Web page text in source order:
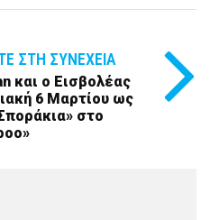
ΣΤΗ ΣΥΝΈΧΕΙΑ
και ο Εισβολέας
6 Μαρτίου ως
στο